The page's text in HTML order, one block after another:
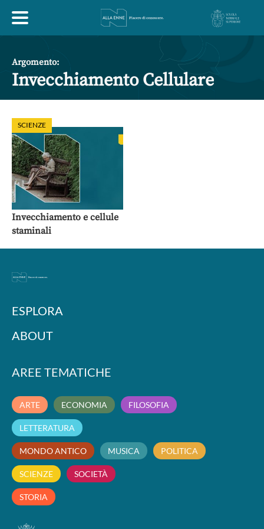
ESPLORA
ABOUT
ARTE
LETTERATURA MONDO ANTICO
POLITICA
Argomento:
Invecchiamento Cellulare
SCIENZE
Invecchiamento e cellule
staminali
ESPLORA
ABOUT
AREE TEMATICHE
ARTE ECONOMIA FILOSOFIA
LETTERATURA
MONDO ANTICO MUSICA POLITICA
SCIENZE SOCIETÀ
STORIA